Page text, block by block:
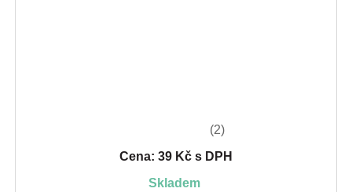
(2)
Cena: 39 Kč s DPH
skladem